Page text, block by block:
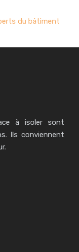
du bâtiment
à isoler sont
Ils conviennent